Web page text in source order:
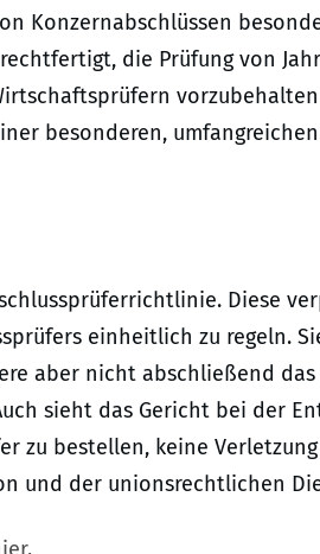
Konzernabschlüssen
die Prüfung von
besonderen,
Diese
einheitlich zu regeln.
aber nicht abschließend
sieht das Gericht bei der
zu bestellen, keine
und der unionsrechtlichen